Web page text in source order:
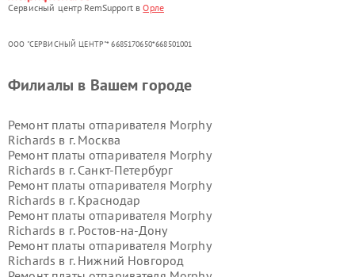
Сервисный центр RemSupport вОрле
ООО "СЕРВИСНЫЙ ЦЕНТР"* 6685170650*668501001
Филиалы в Вашем городе
Ремонт платы отпаривателя Morphy
Richards в г. Москва
Ремонт платы отпаривателя Morphy
Richards в г. Санкт-Петербург
Ремонт платы отпаривателя Morphy
Richards в г. Краснодар
Ремонт платы отпаривателя Morphy
Richards в г. Ростов-на-Дону
Ремонт платы отпаривателя Morphy
Richards в г. Нижний Новгород